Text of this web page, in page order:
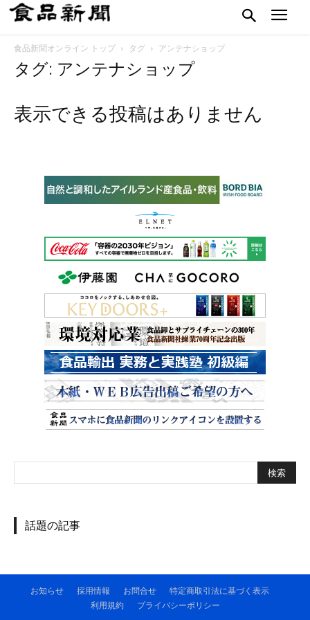
食品新聞オンライン トップ タグ アンテナショップ
タグ: アンテナショップ
表示できる投稿はありません
話題の記事
お知らせ 採用情報 お問合せ
特定商取引法に基づく表示
利用規約
プライバシーポリシー